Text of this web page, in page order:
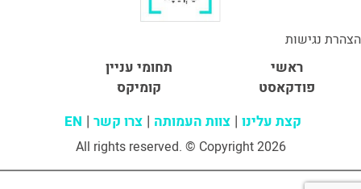
הצהרת נגישות
ראשי
תחומי עניין
פודקאסט
קומיקס
קצת עלינו צוות העמותה צרו קשר EN
All rights reserved. © Copyright 2026